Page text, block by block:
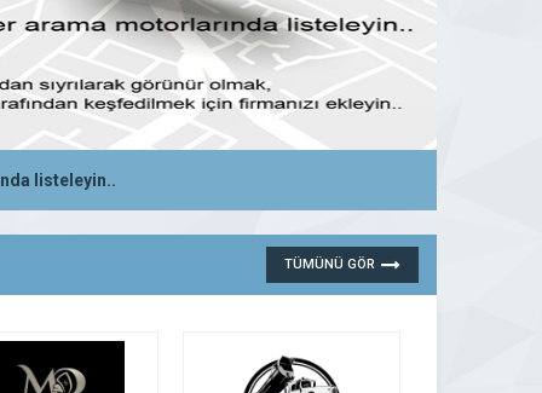
listeleyin..
TÜMÜNÜ GÖR